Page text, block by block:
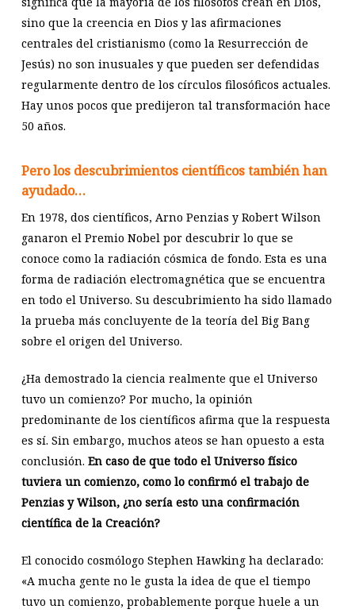
sino que la creencia en Dios y las afirmaciones
centrales del cristianismo (como la Resurrección de
Jesús) no son inusuales y que pueden ser defendidas
regularmente dentro de los círculos filosóficos actuales.
Hay unos pocos que predijeron tal transformación hace
50 años.
Pero los descubrimientos científicos también han
ayudado…
En 1978, dos científicos, Arno Penzias y Robert Wilson
ganaron el Premio Nobel por descubrir lo que se
conoce como la radiación cósmica de fondo. Esta es una
forma de radiación electromagnética que se encuentra
en todo el Universo. Su descubrimiento ha sido llamado
la prueba más concluyente de la teoría del Big Bang
sobre el origen del Universo.
¿Ha demostrado la ciencia realmente que el Universo
tuvo un comienzo? Por mucho, la opinión
predominante de los científicos afirma que la respuesta
es sí. Sin embargo, muchos ateos se han opuesto a esta
conclusión. En caso de que todo el Universo físico
tuviera un comienzo, como lo confirmó el trabajo de
Penzias y Wilson, ¿no sería esto una confirmación
científica de la Creación?
El conocido cosmólogo Stephen Hawking ha declarado:
«A mucha gente no le gusta la idea de que el tiempo
tuvo un comienzo, probablemente porque huele a un